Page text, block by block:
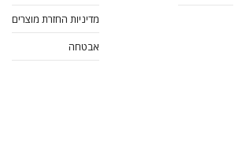
מדיניות החזרת מוצרים
אבטחה